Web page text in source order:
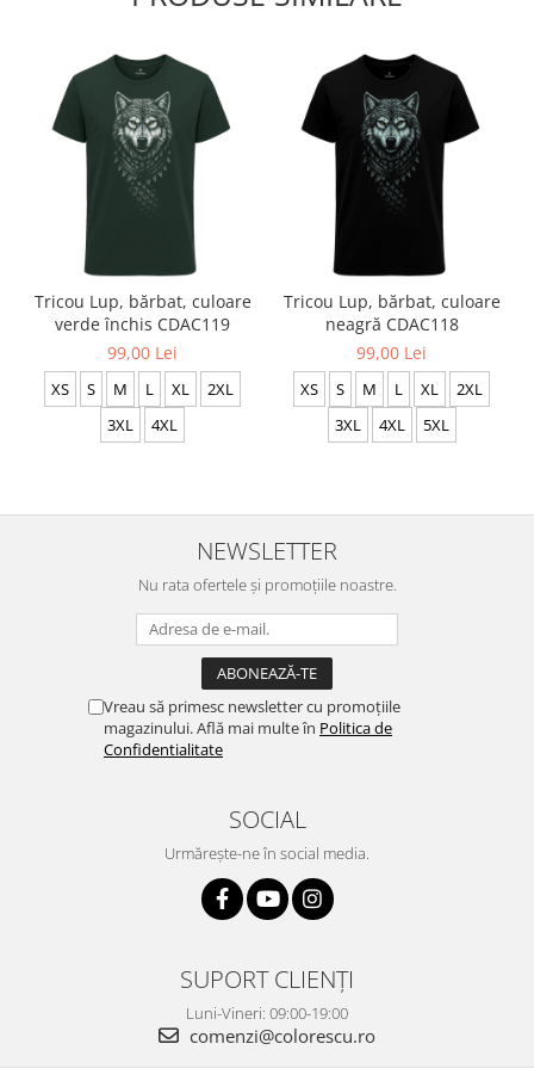
Tricou Lup, bărbat, culoare
verde închis CDAC119
99,00 Lei
XS S M L XL
2XL
3XL
4XL
Tricou Lup, bărbat, culoare
neagră CDAC118
99,00 Lei
XS S M L XL
2XL
3XL
4XL 5XL
NEWSLETTER
Nu rata ofertele și promoțiile noastre.
Vreau să primesc newsletter cu promoțiile
magazinului. Află mai multe în Politica de
Confidentialitate
SOCIAL
Urmărește-ne în social media.
SUPORT CLIENȚI
Luni-Vineri: 09:00-19:00
comenzi@colorescu.ro